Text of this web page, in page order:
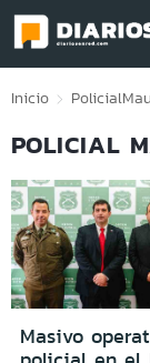
Click acá para ir
Inicio Policial
POLICIAL
Masivo